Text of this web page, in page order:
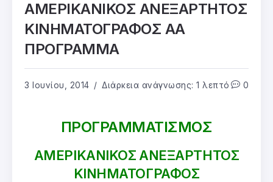
ΑΜΕΡΙΚΑΝΙΚΟΣ ΑΝΕΞΑΡΤΗΤΟΣ
ΚΙΝΗΜΑΤΟΓΡΑΦΟΣ ΑΑ
ΠΡΟΓΡΑΜΜΑ
3 Ιουνίου, 2014 Διάρκεια ανάγνωσης: 1 λεπτό 0
ΠΡΟΓΡΑΜΜΑΤΙΣΜΟΣ
ΑΜΕΡΙΚΑΝΙΚΟΣ ΑΝΕΞΑΡΤΗΤΟΣ
ΚΙΝΗΜΑΤΟΓΡΑΦΟΣ